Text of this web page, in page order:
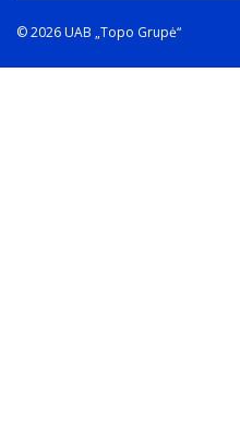
© 2026 UAB „Topo Grupė“